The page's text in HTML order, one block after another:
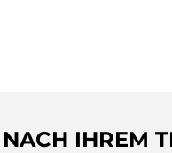
IHREM